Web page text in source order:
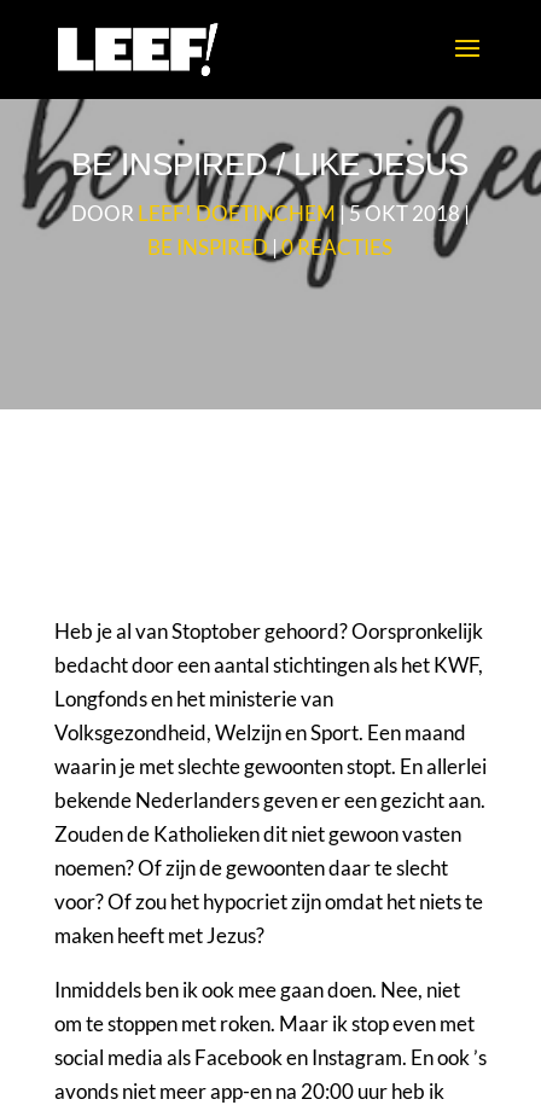
BE INSPIRED / LIKE JESUS
DOOR LEEF! DOETINCHEM |5 OKT 2018|
BE INSPIRED |0 REACTIES
Heb je al van Stoptober gehoord? Oorspronkelijk
bedacht door een aantal stichtingen als het KWF,
Longfonds en het ministerie van
Volksgezondheid, Welzijn en Sport. Een maand
waarin je met slechte gewoonten stopt. En allerlei
bekende Nederlanders geven er een gezicht aan.
Zouden de Katholieken dit niet gewoon vasten
noemen? Of zijn de gewoonten daar te slecht
voor? Of zou het hypocriet zijn omdat het niets te
maken heeft met Jezus?
Inmiddels ben ik ook mee gaan doen. Nee, niet
om te stoppen met roken. Maar ik stop even met
social media als Facebook en Instagram. En ook ’s
avonds niet meer app-en na 20:00 uur heb ik